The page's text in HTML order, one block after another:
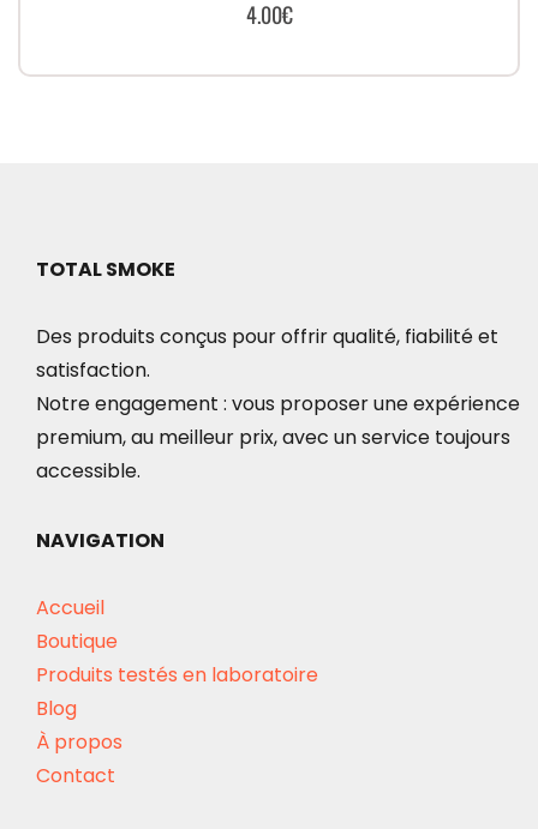
du
4.00€
TOTAL SMOKE
Des produits conçus pour offrir qualité, fiabilité et
satisfaction.
Notre engagement : vous proposer une expérience
premium, au meilleur prix, avec un service toujours
accessible.
NAVIGATION
Accueil
Boutique
Produits testés en laboratoire
Blog
À propos
Contact